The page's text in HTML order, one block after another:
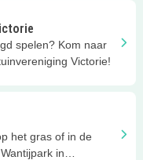
spelen? Kom naar
Victorie!
het gras of in de
in